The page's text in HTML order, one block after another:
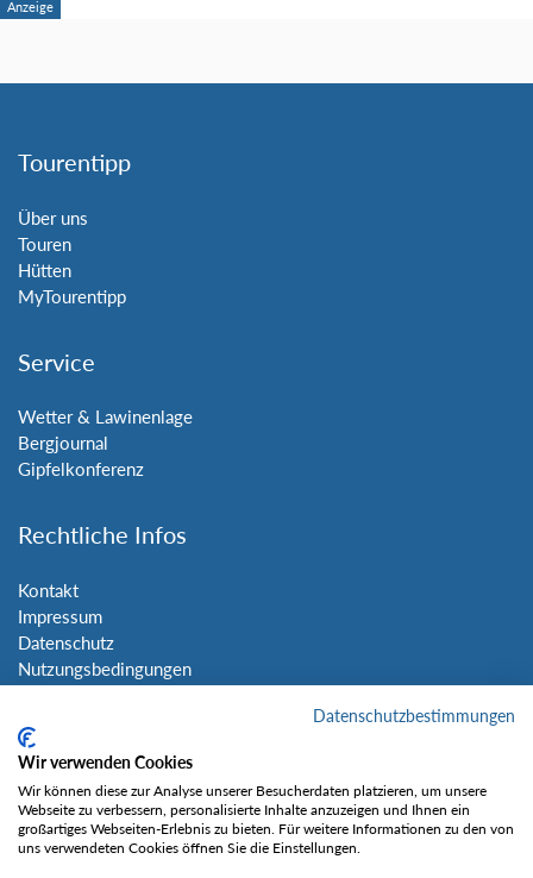
Tourentipp
Über uns
Touren
Hütten
MyTourentipp
Service
Wetter & Lawinenlage
Bergjournal
Gipfelkonferenz
Rechtliche Infos
Kontakt
Impressum
Datenschutz
Nutzungsbedingungen
Social Media
Datenschutzbestimmungen
Wir verwenden Cookies
Wir können diese zur Analyse unserer Besucherdaten platzieren, um unsere
Webseite zu verbessern, personalisierte Inhalte anzuzeigen und Ihnen ein
großartiges Webseiten-Erlebnis zu bieten. Für weitere Informationen zu den von
uns verwendeten Cookies öffnen Sie die Einstellungen.